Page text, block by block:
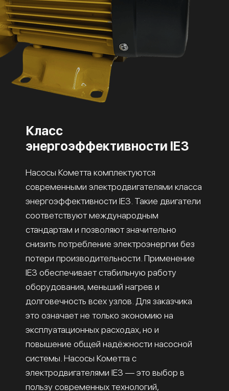
Класс
энергоэффективности IE3
Насосы Кометта комплектуются
современными электродвигателями класса
энергоэффективности IE3. Такие двигатели
соответствуют международным
стандартам и позволяют значительно
снизить потребление электроэнергии без
потери производительности. Применение
IE3 обеспечивает стабильную работу
оборудования, меньший нагрев и
долговечность всех узлов. Для заказчика
это означает не только экономию на
эксплуатационных расходах, но и
повышение общей надёжности насосной
системы. Насосы Кометта с
электродвигателями IE3 — это выбор в
пользу современных технологий,